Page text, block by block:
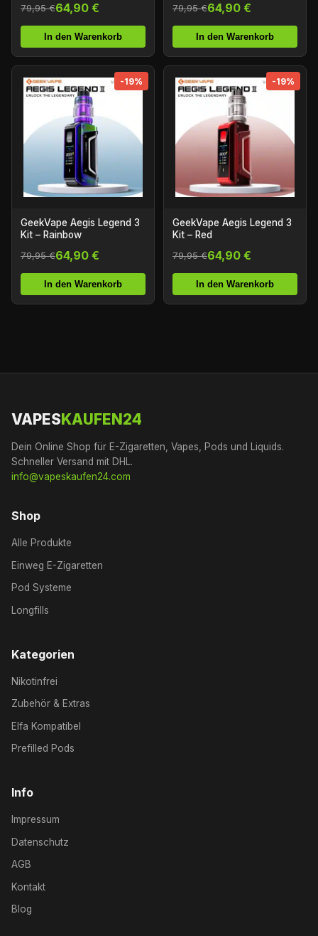
79,95 €64,90 €
In den Warenkorb
79,95 €64,90 €
In den Warenkorb
-19%
GeekVape Aegis Legend 3
Kit – Rainbow
79,95 €64,90 €
In den Warenkorb
-19%
GeekVape Aegis Legend 3
Kit – Red
79,95 €64,90 €
In den Warenkorb
VAPES KAUFEN24
Dein Online Shop für E-Zigaretten, Vapes, Pods und Liquids.
Schneller Versand mit DHL.
info@vapeskaufen24.com
Shop
Alle Produkte
Einweg E-Zigaretten
Pod Systeme
Longfills
Kategorien
Nikotinfrei
Zubehör & Extras
Elfa Kompatibel
Prefilled Pods
Info
Impressum
Datenschutz
AGB
Kontakt
Blog